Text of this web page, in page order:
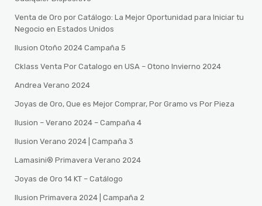
Venta de Oro por Catálogo: La Mejor Oportunidad para Iniciar tu
Negocio en Estados Unidos
Ilusion Otoño 2024 Campaña 5
Cklass Venta Por Catalogo en USA – Otono Invierno 2024
Andrea Verano 2024
Joyas de Oro, Que es Mejor Comprar, Por Gramo vs Por Pieza
Ilusion – Verano 2024 – Campaña 4
Ilusion Verano 2024 | Campaña 3
Lamasini®️ Primavera Verano 2024
Joyas de Oro 14 KT – Catálogo
Ilusion Primavera 2024 | Campaña 2